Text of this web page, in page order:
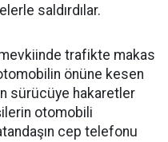
saldırdılar.
trafikte makas
önüne kesen
sürücüye hakaretler
otomobili
cep telefonu